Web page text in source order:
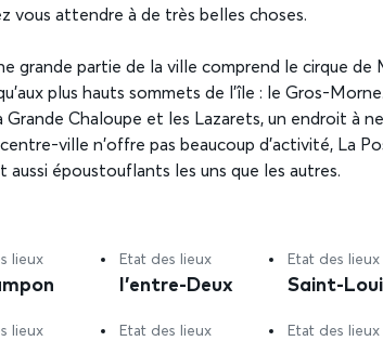
vous attendre à de très belles choses.
grande partie de la ville comprend le cirque
plus hauts sommets de l’île : le Gros-
Grande Chaloupe et les Lazarets, un endroit à
ville n’offre pas beaucoup d’activité, La
aussi époustouflants les uns que les autres.
lieux Etat des lieux
l’entre-Deux
Etat des lieux
Saint-
lieux Etat des lieux Etat des lieux